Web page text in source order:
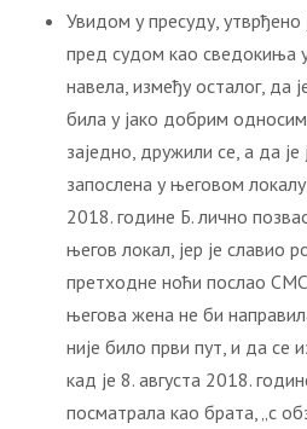
Увидом у пресуду, утврђено
пред судом као сведокиња
навела, између осталог, да
била у јако добрим
заједно, дружили се, а да
запослена у његовом
2018. године Б. лично
његов локал, јер је славио
претходне ноћи послао
његова жена не би
није било први пут, и да се
кад је 8. августа 2018.
посматрала као брата, „с